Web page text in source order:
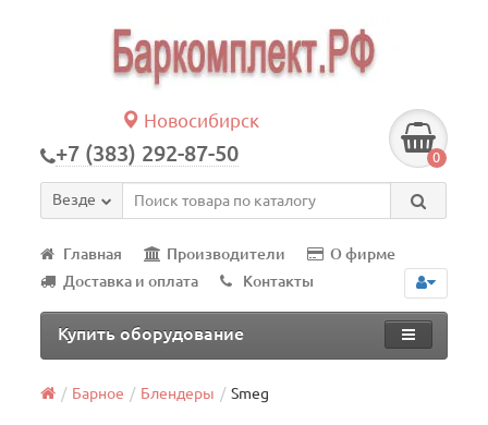
Новосибирск
+7 (383) 292-87-50 0
Везде
Главная Производители
О фирме
Доставка и оплата
Контакты
Купить оборудование
Барное Блендеры Smeg